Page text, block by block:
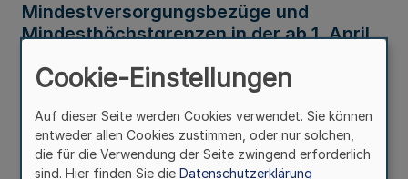
Mindestversorgungsbezüge und
Mindesthöchstgrenzen in der ab 1. April
Verwaltungsvorschrift
Cookie-Einstellungen
Auf dieser Seite werden Cookies verwendet. Sie können
entweder allen Cookies zustimmen, oder nur solchen,
die für die Verwendung der Seite zwingend erforderlich
sind. Hier finden Sie die Datenschutzerklärung